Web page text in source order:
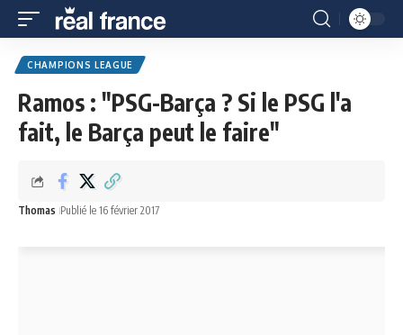
CHAMPIONS LEAGUE
Ramos : "PSG-Barça ? Si le PSG l'a
fait, le Barça peut le faire"
Thomas Publié le 16 février 2017